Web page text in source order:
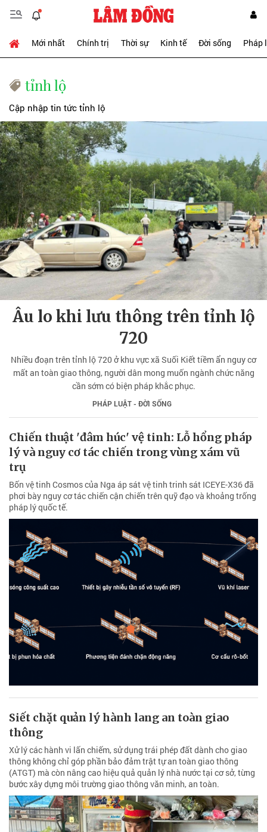
Mới nhất Chính trị Thời sự Kinh tế Đời sống Pháp
tỉnh lộ
Cập nhập tin tức tỉnh lộ
Âu lo khi lưu thông trên tỉnh lộ
720
Nhiều đoạn trên tỉnh lộ 720 ở khu vực xã Suối Kiết tiềm ẩn nguy cơ
mất an toàn giao thông, người dân mong muốn ngành chức năng
cần sớm có biện pháp khắc phục.
PHÁP LUẬT - ĐỜI SỐNG
Chiến thuật 'đâm húc' vệ tinh: Lỗ hổng pháp
lý và nguy cơ tác chiến trong vùng xám vũ
trụ
Bốn vệ tinh Cosmos của Nga áp sát vệ tinh trinh sát ICEYE-X36 đã
phơi bày nguy cơ tác chiến cận chiến trên quỹ đạo và khoảng trống
pháp lý quốc tế.
Siết chặt quản lý hành lang an toàn giao
thông
Xử lý các hành vi lấn chiếm, sử dụng trái phép đất dành cho giao
thông không chỉ góp phần bảo đảm trật tự an toàn giao thông
(ATGT) mà còn nâng cao hiệu quả quản lý nhà nước tại cơ sở, từng
bước xây dựng môi trường giao thông văn minh, an toàn.